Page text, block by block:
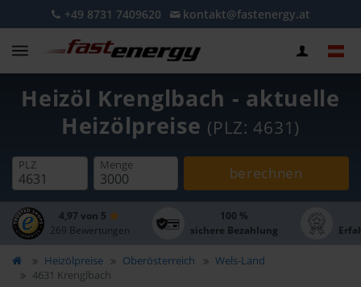
+49 8731 7409620 kontakt@fastenergy.at
Heizöl Krenglbach - aktuelle
Heizölpreise (PLZ: 4631)
PLZ Menge berechnen
4,97 von 5
269 Bewertungen
100 %
sichere Bezahlung
Heizölpreise Oberösterreich
Wels-Land
4631 Krenglbach